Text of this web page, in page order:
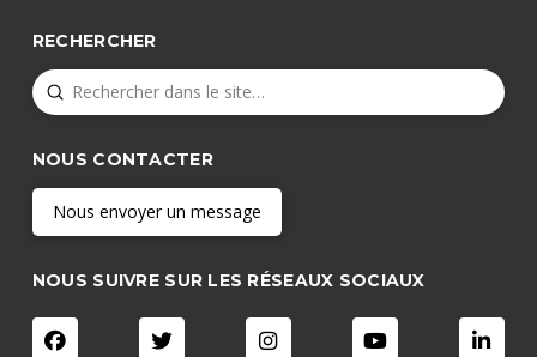
RECHERCHER
Search
Submit
NOUS CONTACTER
Nous envoyer un message
NOUS SUIVRE SUR LES RÉSEAUX SOCIAUX